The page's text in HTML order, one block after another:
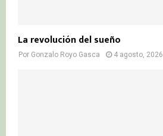
La revolución del sueño
Por Gonzalo Royo Gasca 4 agosto, 2026